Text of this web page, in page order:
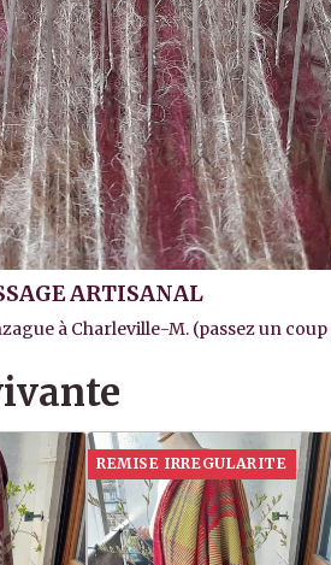
ARTISANAL
à Charleville-M. (passez un coup
REMISE IRREGULARITE